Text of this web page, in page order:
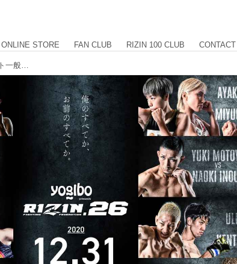
ONLINE STORE FAN CLUB RIZIN 100 CLUB CONTACT